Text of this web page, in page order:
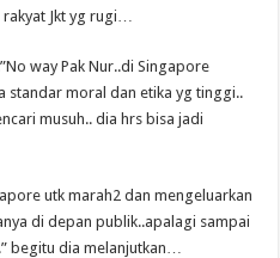
Jkt yg rugi…
way Pak Nur..di Singapore
standar moral dan etika yg tinggi..
musuh.. dia hrs bisa jadi
utk marah2 dan mengeluarkan
di depan publik..apalagi sampai
begitu dia melanjutkan…